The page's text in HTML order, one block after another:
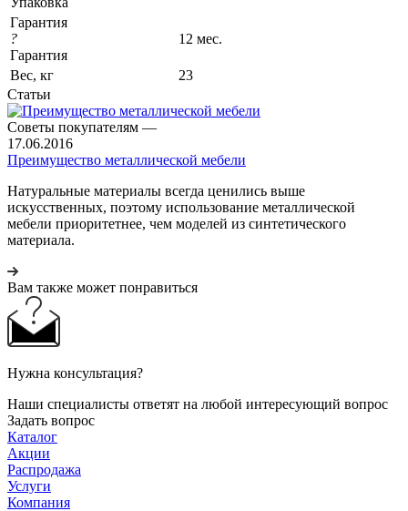
Гарантия
?
Гарантия
12 мес.
Вес, кг
23
Статьи
Советы покупателям —
17.06.2016
Преимущество металлической мебели
Натуральные материалы всегда ценились выше
искусственных, поэтому использование металлической
мебели приоритетнее, чем моделей из синтетического
материала.
Вам также может понравиться
Нужна консультация?
Наши специалисты ответят на любой интересующий вопрос
Задать вопрос
Каталог
Акции
Распродажа
Услуги
Компания